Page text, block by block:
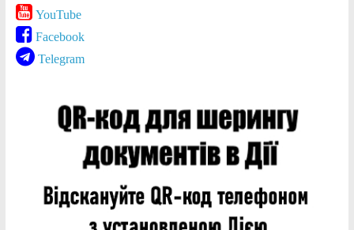
YouTube
Facebook
Telegram